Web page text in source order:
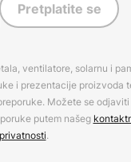
Pretplatite se
ventilatore, solarnu i
i prezentacije proizvoda
Možete se
putem našeg
.